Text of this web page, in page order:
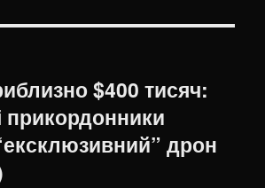
$400 тисяч:
прикордонники
дрон